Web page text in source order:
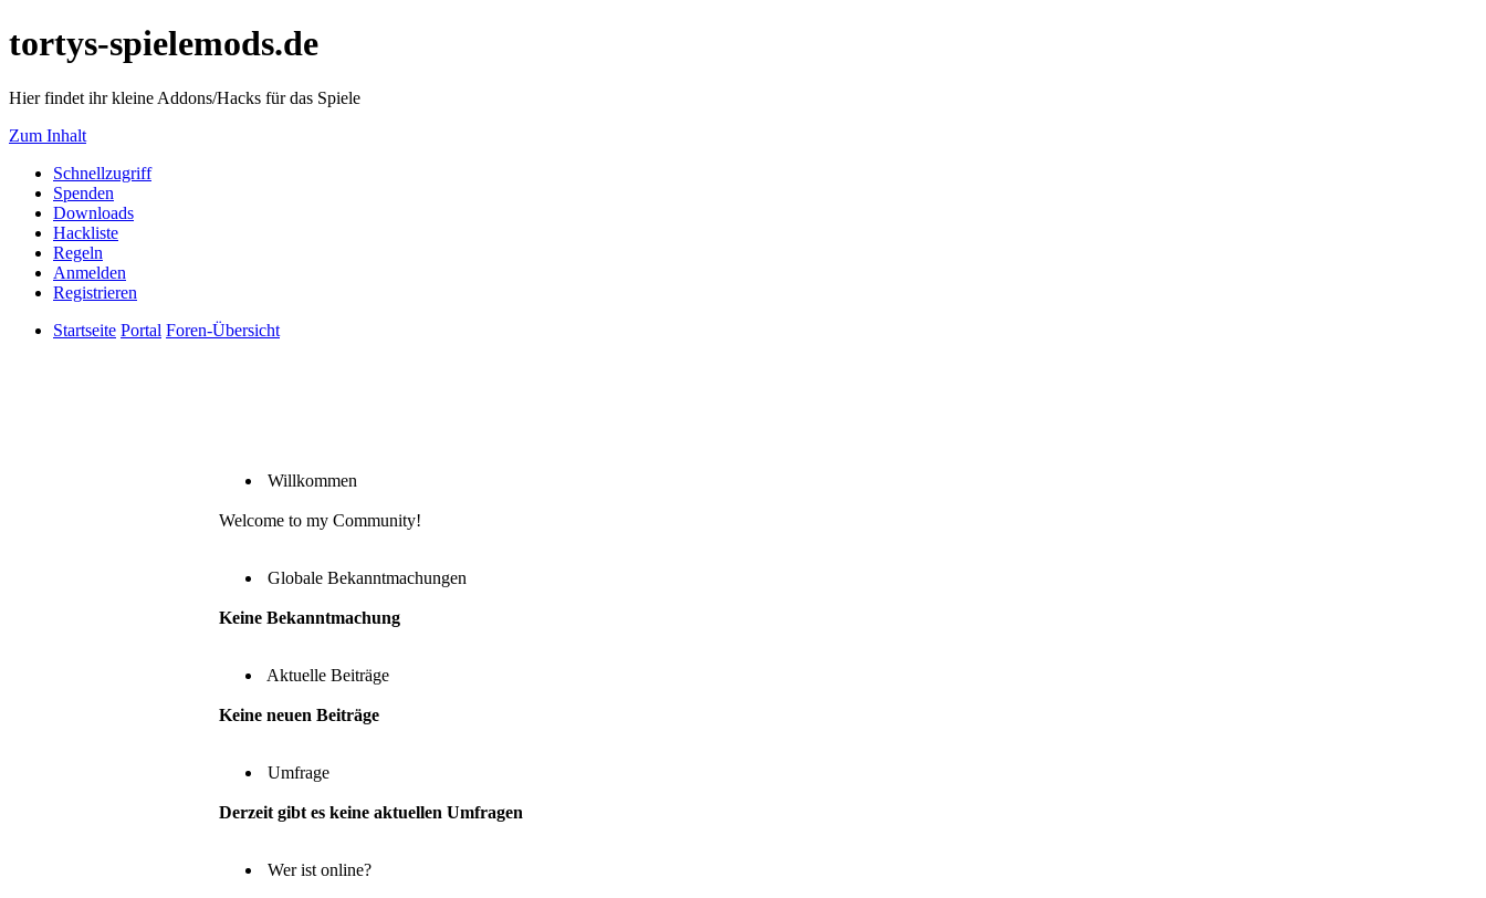
tortys-spielemods.de
Hier findet ihr kleine Addons/Hacks für das Spiele
Zum Inhalt
Schnellzugriff
Spenden
Downloads
Hackliste
Regeln
Anmelden
Registrieren
Startseite Portal Foren-Übersicht
Willkommen
Welcome to my Community!
Globale Bekanntmachungen
Keine Bekanntmachung
Aktuelle Beiträge
Keine neuen Beiträge
Umfrage
Derzeit gibt es keine aktuellen Umfragen
Wer ist online?